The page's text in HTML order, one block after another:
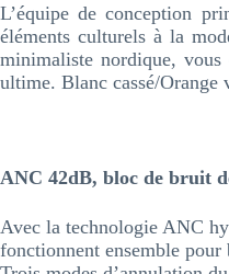
L’équipe de conception
éléments culturels à la
minimaliste nordique, vous
ultime. Blanc cassé/
ANC 42dB, bloc de bruit
Avec la technologie ANC
fonctionnent ensemble